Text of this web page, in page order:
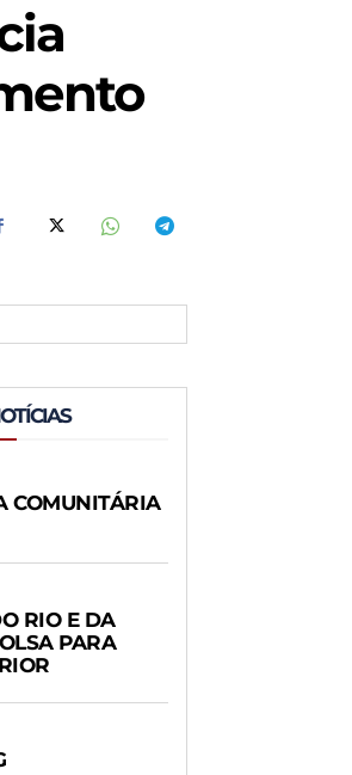
COMUNITÁRIA
RIO E DA
PARA